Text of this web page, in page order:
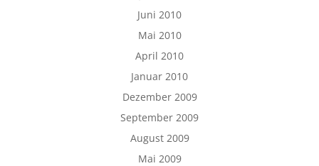
Juni 2010
Mai 2010
April 2010
Januar 2010
Dezember 2009
September 2009
August 2009
Mai 2009